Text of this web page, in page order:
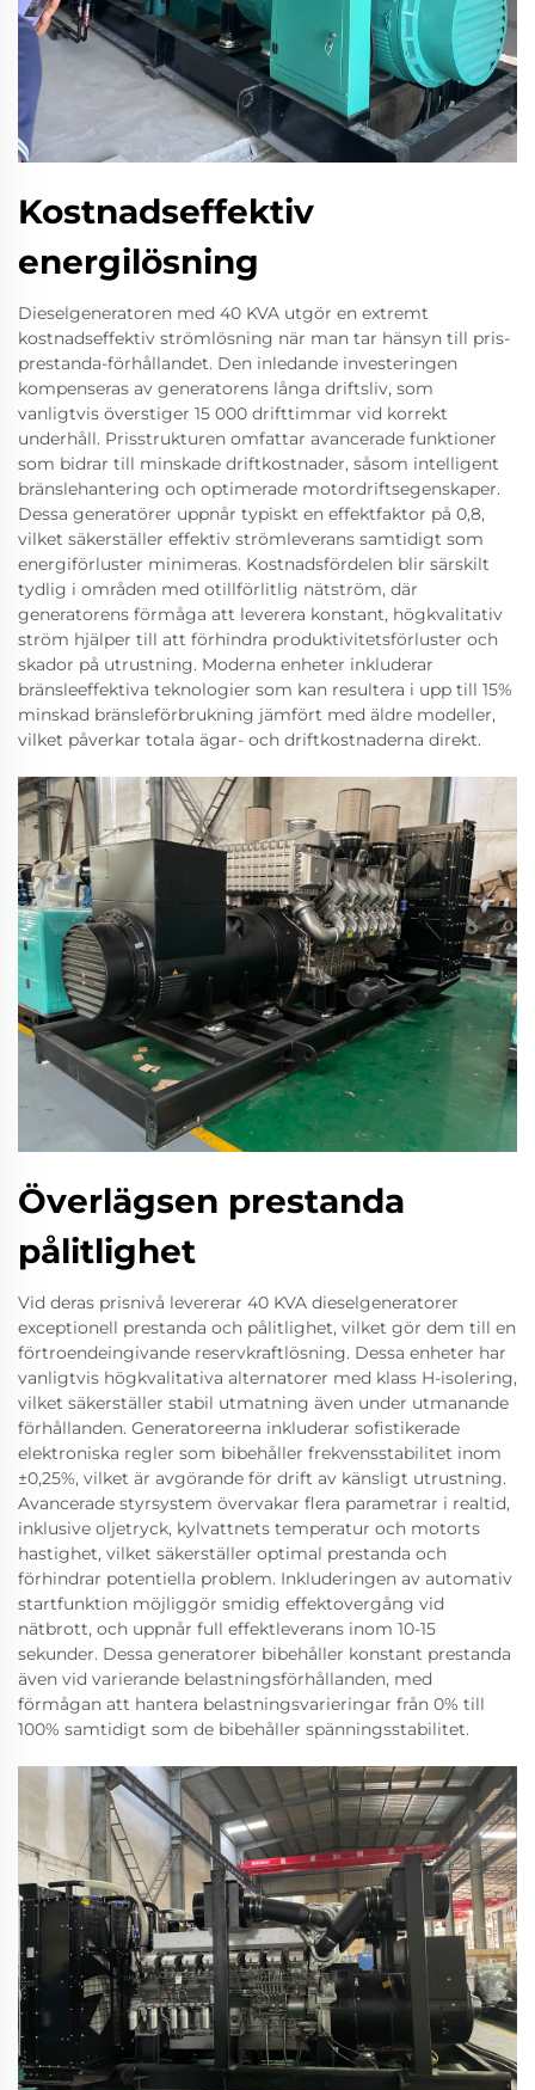
Kostnadseffektiv
energilösning
Dieselgeneratoren med 40 KVA utgör en extremt
kostnadseffektiv strömlösning när man tar hänsyn till pris-
prestanda-förhållandet. Den inledande investeringen
kompenseras av generatorens långa driftsliv, som
vanligtvis överstiger 15 000 drifttimmar vid korrekt
underhåll. Prisstrukturen omfattar avancerade funktioner
som bidrar till minskade driftkostnader, såsom intelligent
bränslehantering och optimerade motordriftsegenskaper.
Dessa generatörer uppnår typiskt en effektfaktor på 0,8,
vilket säkerställer effektiv strömleverans samtidigt som
energiförluster minimeras. Kostnadsfördelen blir särskilt
tydlig i områden med otillförlitlig nätström, där
generatorens förmåga att leverera konstant, högkvalitativ
ström hjälper till att förhindra produktivitetsförluster och
skador på utrustning. Moderna enheter inkluderar
bränsleeffektiva teknologier som kan resultera i upp till 15%
minskad bränsleförbrukning jämfört med äldre modeller,
vilket påverkar totala ägar- och driftkostnaderna direkt.
Överlägsen prestanda
pålitlighet
Vid deras prisnivå levererar 40 KVA dieselgeneratorer
exceptionell prestanda och pålitlighet, vilket gör dem till en
förtroendeingivande reservkraftlösning. Dessa enheter har
vanligtvis högkvalitativa alternatorer med klass H-isolering,
vilket säkerställer stabil utmatning även under utmanande
förhållanden. Generatoreerna inkluderar sofistikerade
elektroniska regler som bibehåller frekvensstabilitet inom
±0,25%, vilket är avgörande för drift av känsligt utrustning.
Avancerade styrsystem övervakar flera parametrar i realtid,
inklusive oljetryck, kylvattnets temperatur och motorts
hastighet, vilket säkerställer optimal prestanda och
förhindrar potentiella problem. Inkluderingen av automativ
startfunktion möjliggör smidig effektovergång vid
nätbrott, och uppnår full effektleverans inom 10-15
sekunder. Dessa generatorer bibehåller konstant prestanda
även vid varierande belastningsförhållanden, med
förmågan att hantera belastningsvarieringar från 0% till
100% samtidigt som de bibehåller spänningsstabilitet.